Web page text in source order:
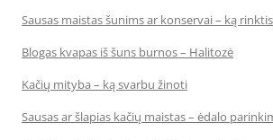
Sausas maistas šunims ar konservai – ką rinktis
Blogas kvapas iš šuns burnos – Halitozė
Kačių mityba – ką svarbu žinoti
Sausas ar šlapias kačių maistas – ėdalo